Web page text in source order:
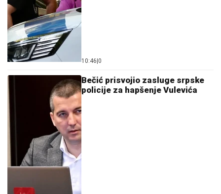
10:46 0
Bečić prisvojio zasluge srpske
policije za hapšenje Vulevića